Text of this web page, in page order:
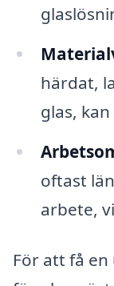
härdat,
glas,
oftast
arbete,
För att få